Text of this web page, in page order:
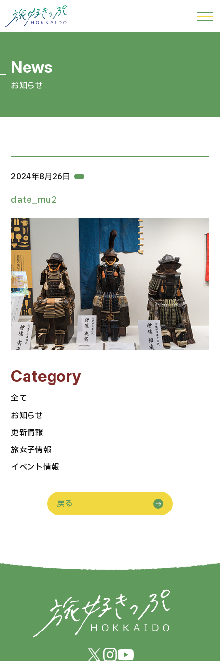
お知らせ
2024年8月26日
date_mu2
Category
全て
お知らせ
更新情報
旅女子情報
イベント情報
戻る